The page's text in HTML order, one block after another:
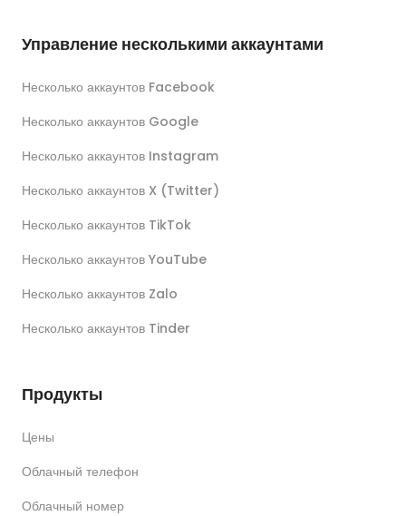
Управление несколькими аккаунтами
Несколько аккаунтов Facebook
Несколько аккаунтов Google
Несколько аккаунтов Instagram
Несколько аккаунтов X (Twitter)
Несколько аккаунтов TikTok
Несколько аккаунтов YouTube
Несколько аккаунтов Zalo
Несколько аккаунтов Tinder
Продукты
Цены
Облачный телефон
Облачный номер